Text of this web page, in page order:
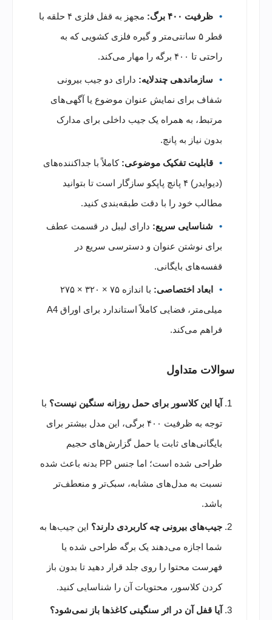
ظرفیت ۴۰۰ برگ:
مجهز به قفل فلزی ۴ حلقه با
قطر ۵ سانتی‌متر و گیره فلزی کشویی که به
راحتی تا ۴۰۰ برگه را مهار می‌کند.
سازماندهی چندلایه: دارای دو جیب بیرونی
شفاف برای نمایش عنوان موضوع یا آگهی‌های
مرتبط، به همراه یک جیب داخلی برای مدارک
بدون نیاز به پانچ.
قابلیت تفکیک موضوعی:کاملاً با جداکننده‌های
(دیوایدر) ۴ پانچ پاپکو سازگار است تا بتوانید
مطالب خود را با دقت طبقه‌بندی کنید.
شناسایی سریع: دارای لیبل در قسمت عطف
برای نوشتن عنوان و دسترسی سریع در
قفسه‌های بایگانی.
ابعاد اختصاصی:
با اندازه ۷۵ × ۳۲۰ × ۲۷۵
میلی‌متر، فضایی کاملاً استاندارد برای اوراق A4
فراهم می‌کند.
سوالات متداول
آیا این کلاسور برای حمل روزانه سنگین نیست؟ با
توجه به ظرفیت ۴۰۰ برگی، این مدل بیشتر برای
بایگانی‌های ثابت یا حمل گزارش‌های حجیم
طراحی شده است؛ اما جنس PP بدنه باعث شده
نسبت به مدل‌های مشابه، سبک‌تر و منعطف‌تر
باشد.
جیب‌های بیرونی چه کاربردی دارند؟ این جیب‌ها به
شما اجازه می‌دهند یک برگه طراحی شده یا
فهرست محتوا را روی جلد قرار دهید تا بدون باز
کردن کلاسور، محتویات آن را شناسایی کنید.
آیا قفل آن در اثر سنگینی کاغذها باز نمی‌شود؟